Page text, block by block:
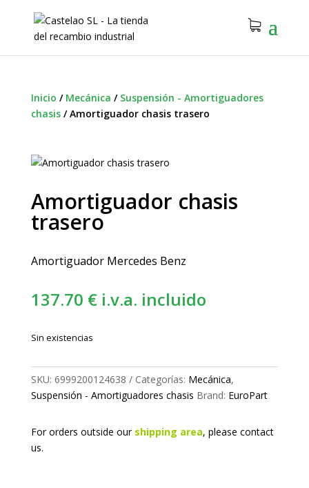
Inicio / Mecánica / Suspensión - Amortiguadores
chasis/Amortiguador chasis trasero
Amortiguador chasis
trasero
Amortiguador Mercedes Benz
137.70 € i.v.a. incluido
Sin existencias
SKU: 6999200124638 Categorías: Mecánica,
Suspensión - Amortiguadores chasis Brand: EuroPart
For orders outside our shipping area, please contact
us.